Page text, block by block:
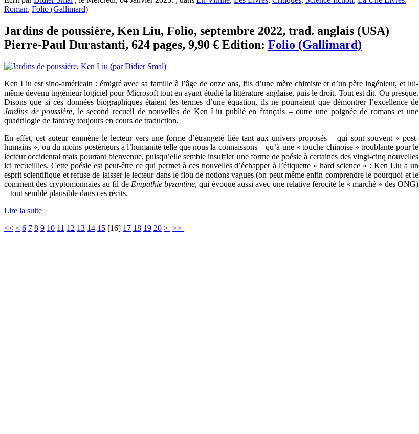
Roman, Folio (Gallimard)
Jardins de poussière, Ken Liu, Folio, septembre 2022, trad. anglais (USA)
Pierre-Paul Durastanti, 624 pages, 9,90 € Edition: Folio (Gallimard)
Ken Liu est sino-américain : émigré avec sa famille à l’âge de onze ans, fils d’une mère chimiste et d’un père ingénieur, et lui-
même devenu ingénieur logiciel pour Microsoft tout en ayant étudié la littérature anglaise, puis le droit. Tout est dit. Ou presque.
Disons que si ces données biographiques étaient les termes d’une équation, ils ne pourraient que démontrer l’excellence de
Jardins de poussière, le second recueil de nouvelles de Ken Liu publié en français – outre une poignée de romans et une
quadrilogie de fantasy toujours en cours de traduction.
En effet, cet auteur emmène le lecteur vers une forme d’étrangeté liée tant aux univers proposés – qui sont souvent « post-
humains », ou du moins postérieurs à l’humanité telle que nous la connaissons – qu’à une « touche chinoise » troublante pour le
lecteur occidental mais pourtant bienvenue, puisqu’elle semble insuffler une forme de poésie à certaines des vingt-cinq nouvelles
ici recueillies. Cette poésie est peut-être ce qui permet à ces nouvelles d’échapper à l’étiquette « hard science » : Ken Liu a un
esprit scientifique et refuse de laisser le lecteur dans le flou de notions vagues (on peut même enfin comprendre le pourquoi et le
comment des cryptomonnaies au fil de Empathie byzantine, qui évoque aussi avec une relative férocité le « marché » des ONG)
– tout semble plausible dans ces récits.
Lire la suite
<< < 6 7 8 9 10 11 12 13 14 15 [16] 17 18 19 20 > >>